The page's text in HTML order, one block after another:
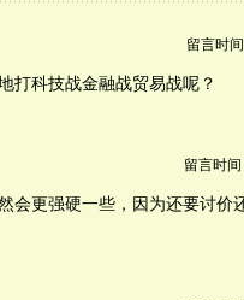
留言时
打科技战金融战贸易战呢？
留言时间
会更强硬一些，因为还要讨价